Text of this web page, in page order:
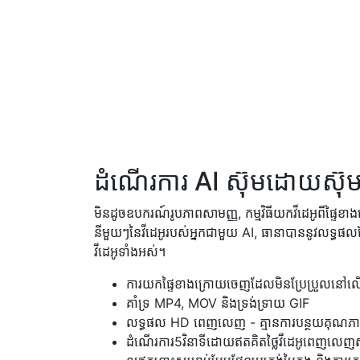
ដំណើរការ AI ស៊ុម​ដោយ​ស៊ុម
មិនដូចឧបករណ៍រូបភាពសាមញ្ញ, កម្មវិធីយកវីដេអូពីផ្ទៃ
នីមួយៗនៃវីដេអូរបស់អ្នកជាមួយ AI, ធានាបាននូវលទ្ធ
វីដេអូទាំងអស់។
ការ​យក​ផ្ទៃ​ខាងក្រោយ​ចេញ​ដែល​មិន​ប្រែប្រួល​ន
គាំទ្រ MP4, MOV និង​ទ្រង់ទ្រាយ GIF
លទ្ធផល HD ពេញលេញ - គ្មានការបន្ថយគុណភា
ដំណើរការ5វិនាទីដោយឥតគិតថ្លៃវីដេអូពេញលេញ